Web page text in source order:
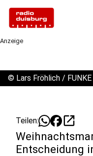
Anzeige
© Lars Fröhlich /
Teilen: open_in_new
Entscheidung